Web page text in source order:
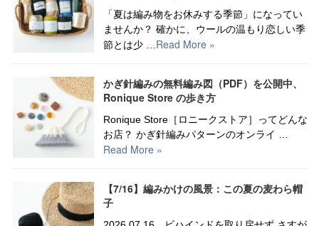
「夏は編み物をお休みする季節」になってい
ませんか？ 確かに、ウールの温もり恋しい季
節とは少 … Read More »
かぎ針編みの無料編み図（PDF）を公開中、
Ronique Store の歩き方
Ronique Store［ロニークストア］ってどんな
お店？ かぎ針編みパターンのオンライ …
Read More »
【7/16】編みかけの風景：この夏の麦わら帽
子